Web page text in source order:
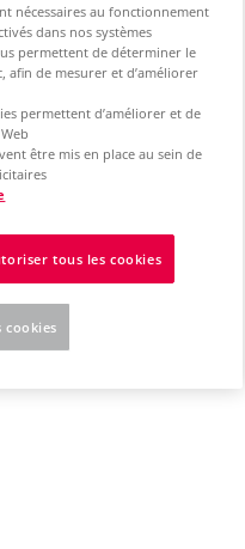
nécessaires au fonctionnement
dans nos systèmes
permettent de déterminer le
afin de mesurer et d’améliorer
permettent d’améliorer et de
être mis en place au sein de
tous les cookies
cookies